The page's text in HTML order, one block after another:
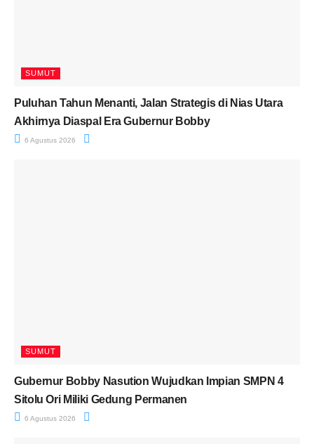
SUMUT
Puluhan Tahun Menanti, Jalan Strategis di Nias Utara
Akhirnya Diaspal Era Gubernur Bobby
6 Agustus 2026
SUMUT
Gubernur Bobby Nasution Wujudkan Impian SMPN 4
Sitolu Ori Miliki Gedung Permanen
6 Agustus 2026